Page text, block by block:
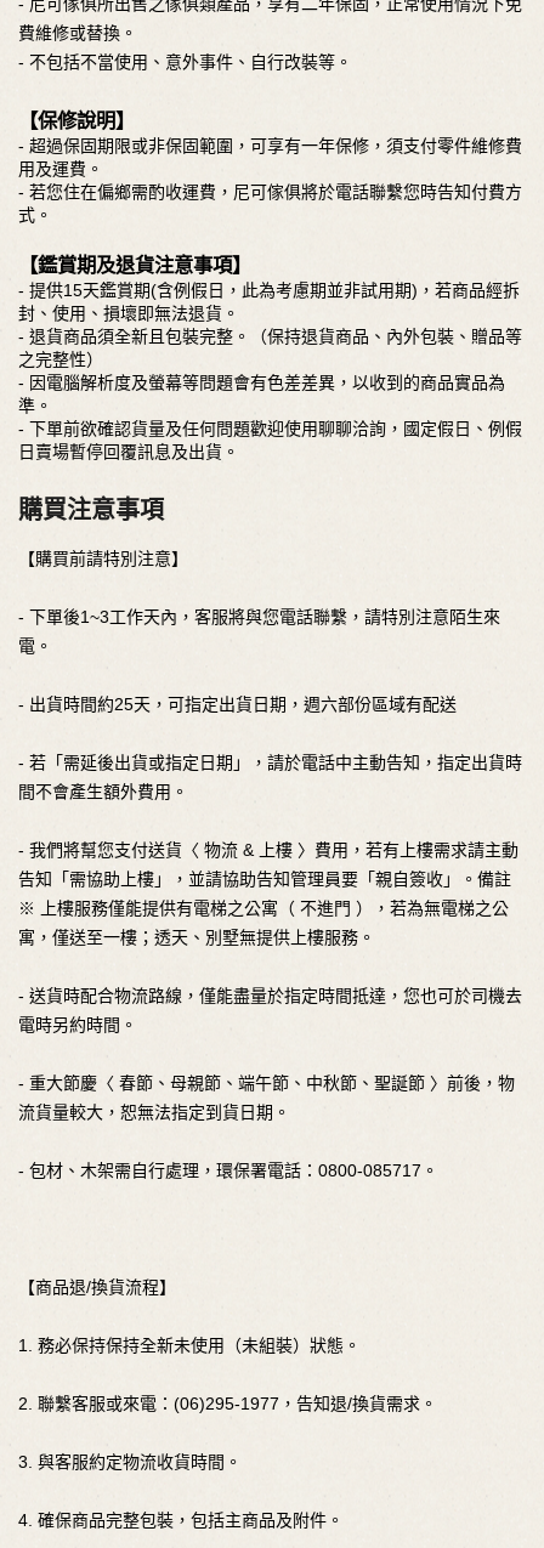
費維修或替換。
- 不包括不當使用、意外事件、自行改裝等。
【保修說明】
- 超過保固期限或非保固範圍，可享有一年保修，須支付零件維修費
用及運費。
- 若您住在偏鄉需酌收運費，尼可傢俱將於電話聯繫您時告知付費方
式。
【鑑賞期及退貨注意事項】
- 提供15天鑑賞期(含例假日，此為考慮期並非試用期)，若商品經拆
封、使用、損壞即無法退貨。
- 退貨商品須全新且包裝完整。（保持退貨商品、內外包裝、贈品等
之完整性）
- 因電腦解析度及螢幕等問題會有色差差異，以收到的商品實品為
準。
- 下單前欲確認貨量及任何問題歡迎使用聊聊洽詢，國定假日、例假
日賣場暫停回覆訊息及出貨。
購買注意事項
【購買前請特別注意】
- 下單後1~3工作天內，客服將與您電話聯繫，請特別注意陌生來
電。
- 出貨時間約25天，可指定出貨日期，週六部份區域有配送
- 若「需延後出貨或指定日期」，請於電話中主動告知，指定出貨時
間不會產生額外費用。
- 我們將幫您支付送貨〈 物流 & 上樓 〉費用，若有上樓需求請主動
告知「需協助上樓」，並請協助告知管理員要「親自簽收」。備註
※ 上樓服務僅能提供有電梯之公寓（ 不進門 ），若為無電梯之公
寓，僅送至一樓；透天、別墅無提供上樓服務。
- 送貨時配合物流路線，僅能盡量於指定時間抵達，您也可於司機去
電時另約時間。
- 重大節慶〈 春節、母親節、端午節、中秋節、聖誕節 〉前後，物
流貨量較大，恕無法指定到貨日期。
- 包材、木架需自行處理，環保署電話：0800-085717。
【商品退/換貨流程】
1. 務必保持保持全新未使用（未組裝）狀態。
2. 聯繫客服或來電：(06)295-1977，告知退/換貨需求。
3. 與客服約定物流收貨時間。
4. 確保商品完整包裝，包括主商品及附件。